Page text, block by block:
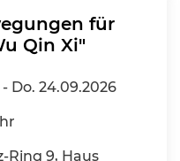
für
Qin Xi"
- Do. 24.09.2026
Ring 9, Haus